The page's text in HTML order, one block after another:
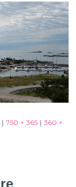
| 750 × 365 | 360 ×